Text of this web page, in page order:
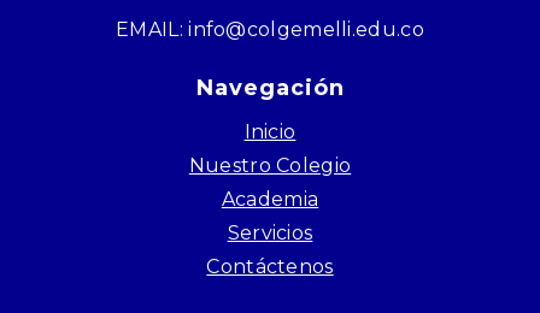
EMAIL: info@colgemelli.edu.co
Navegación
Inicio
Nuestro Colegio
Academia
Servicios
Contáctenos